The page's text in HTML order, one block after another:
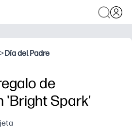
>Día del Padre
de
'Bright Spark'